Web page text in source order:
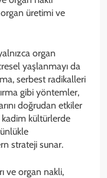
üretimi ve
organ
yaşlanmayı da
serbest radikalleri
gibi yöntemler,
doğrudan etkiler
kadim kültürlerde
strateji sunar.
ve organ nakli,